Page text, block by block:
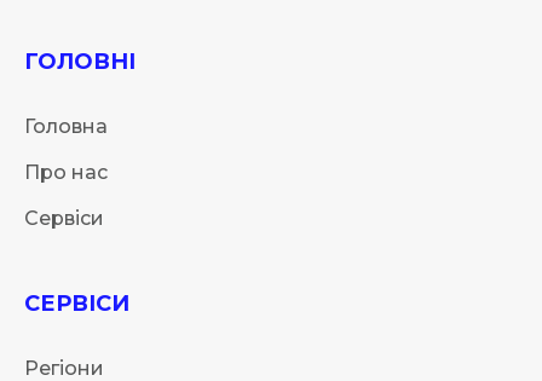
ГОЛОВНІ
Головна
Про нас
Сервіси
СЕРВІСИ
Регіони